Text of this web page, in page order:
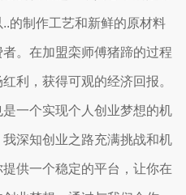
的制作工艺和新鲜的原材料
。在加盟栾师傅猪蹄的过程
利，获得可观的经济回报。
一个实现个人创业梦想的机
深知创业之路充满挑战和机
供一个稳定的平台，让你在